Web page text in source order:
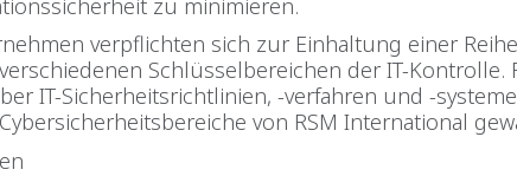
zu minimieren.
verpflichten sich zur Einhaltung einer
Schlüsselbereichen der IT-
IT-Sicherheitsrichtlinien, -verfahren und -
von RSM International